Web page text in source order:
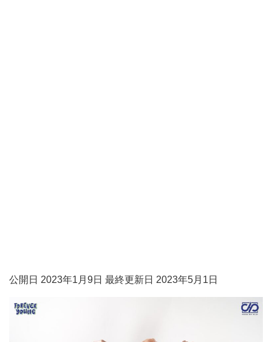
公開日 2023年1月9日 最終更新日 2023年5月1日